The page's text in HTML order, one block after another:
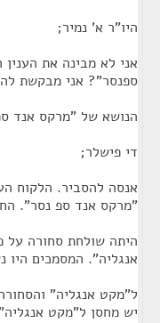
היו"ר א' נמיר;
אני לא מבינה את
ספנסר"? אני מבקשת
הנושא של "מרקס אנד
די פישלר;
אנסה להסביר. הלקוח
"מרקס אנד ספ נסר".
היתה שולחת סחורה
אנגליה". המסמכים היו
ל"מקט אנגליה"
יש מחסן ל"מקט אנגליה"